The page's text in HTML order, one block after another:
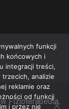
Fizjoterapeuta
funkcji
końcowych i
integracji treści,
analizie
reklamie oraz
od funkcji
i przez nie